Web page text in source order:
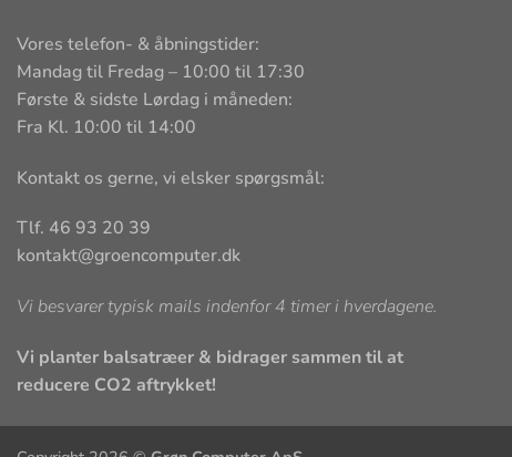
Vores telefon- & åbningstider:
Mandag til Fredag – 10:00 til 17:30
Første & sidste Lørdag i måneden:
Fra Kl. 10:00 til 14:00
Kontakt os gerne, vi elsker spørgsmål:
Tlf. 46 93 20 39
kontakt@groencomputer.dk
Vi besvarer typisk mails indenfor 4 timer i hverdagene.
Vi planter balsatræer & bidrager sammen til at
reducere CO2 aftrykket!